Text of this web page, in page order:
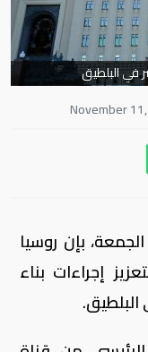
في البلطيق
بإن روسيا
إجراءات بناء
البلطيق.